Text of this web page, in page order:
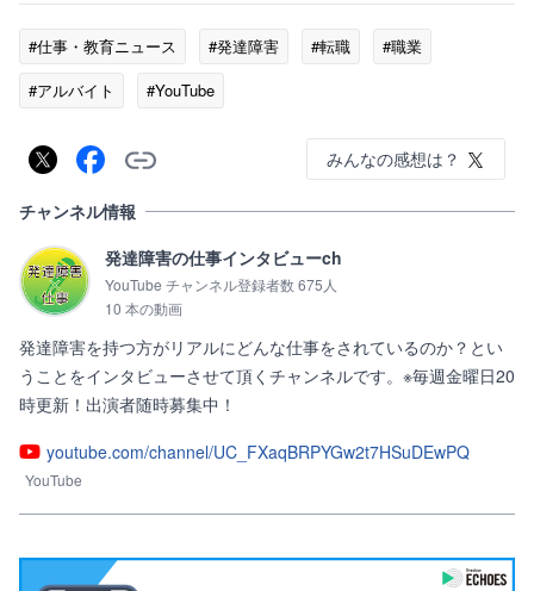
#仕事・教育ニュース #発達障害 #転職
#職業
#アルバイト
#YouTube
みんなの感想は？
チャンネル情報
発達障害の仕事インタビューch
YouTube チャンネル登録者数 675人
10 本の動画
発達障害を持つ方がリアルにどんな仕事をされているのか？とい
うことをインタビューさせて頂くチャンネルです。※毎週金曜日20
時更新！出演者随時募集中！
youtube.com/channel/UC_FXaqBRPYGw2t7HSuDEwPQ
YouTube